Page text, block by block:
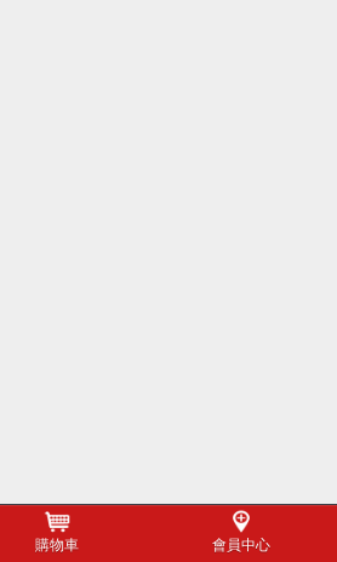
購物車 會員中心